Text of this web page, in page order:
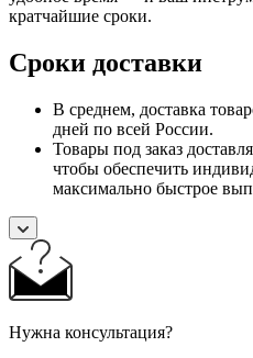
кратчайшие сроки.
Сроки доставки
В среднем, доставка
дней по всей России.
Товары под заказ
чтобы обеспечить
максимально быстрое
Нужна консультация?